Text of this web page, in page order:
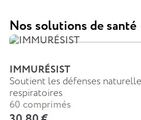
Nos solutions de santé
IMMURÉSIST
Soutient les défenses
respiratoires
60 comprimés